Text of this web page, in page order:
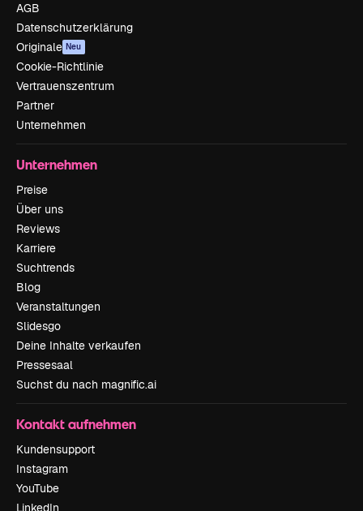
AGB
Datenschutzerklärung
Originale Neu
Cookie-Richtlinie
Vertrauenszentrum
Partner
Unternehmen
Unternehmen
Preise
Über uns
Reviews
Karriere
Suchtrends
Blog
Veranstaltungen
Slidesgo
Deine Inhalte verkaufen
Pressesaal
Suchst du nach magnific.ai
Kontakt aufnehmen
Kundensupport
Instagram
YouTube
LinkedIn